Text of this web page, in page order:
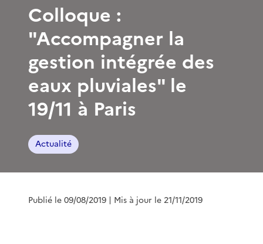
Colloque :
"Accompagner la
gestion intégrée des
eaux pluviales" le
19/11 à Paris
Actualité
Publié le 09/08/2019 | Mis à jour le 21/11/2019